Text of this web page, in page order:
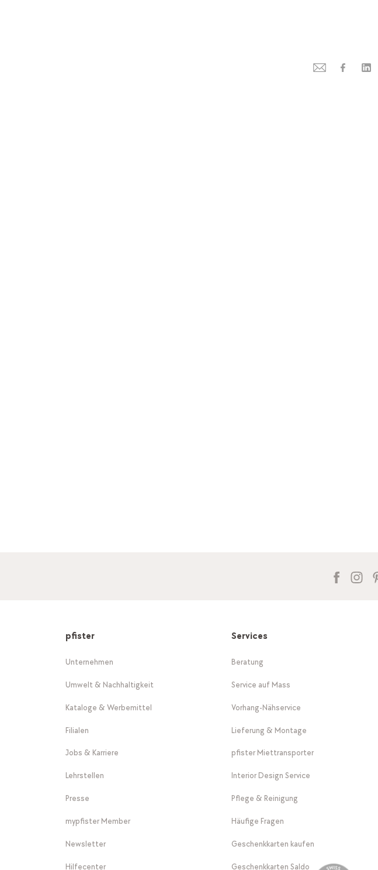
pfister
Unternehmen
Umwelt & Nachhaltigkeit
Kataloge & Werbemittel
Filialen
Jobs & Karriere
Lehrstellen
Presse
mypfister Member
Newsletter
Hilfecenter
Services
Beratung
Service auf Mass
Vorhang-Nähservice
Lieferung & Montage
pfister Miettransporter
Interior Design Service
Pflege & Reinigung
Häufige Fragen
Geschenkkarten kaufen
Geschenkkarten Saldo